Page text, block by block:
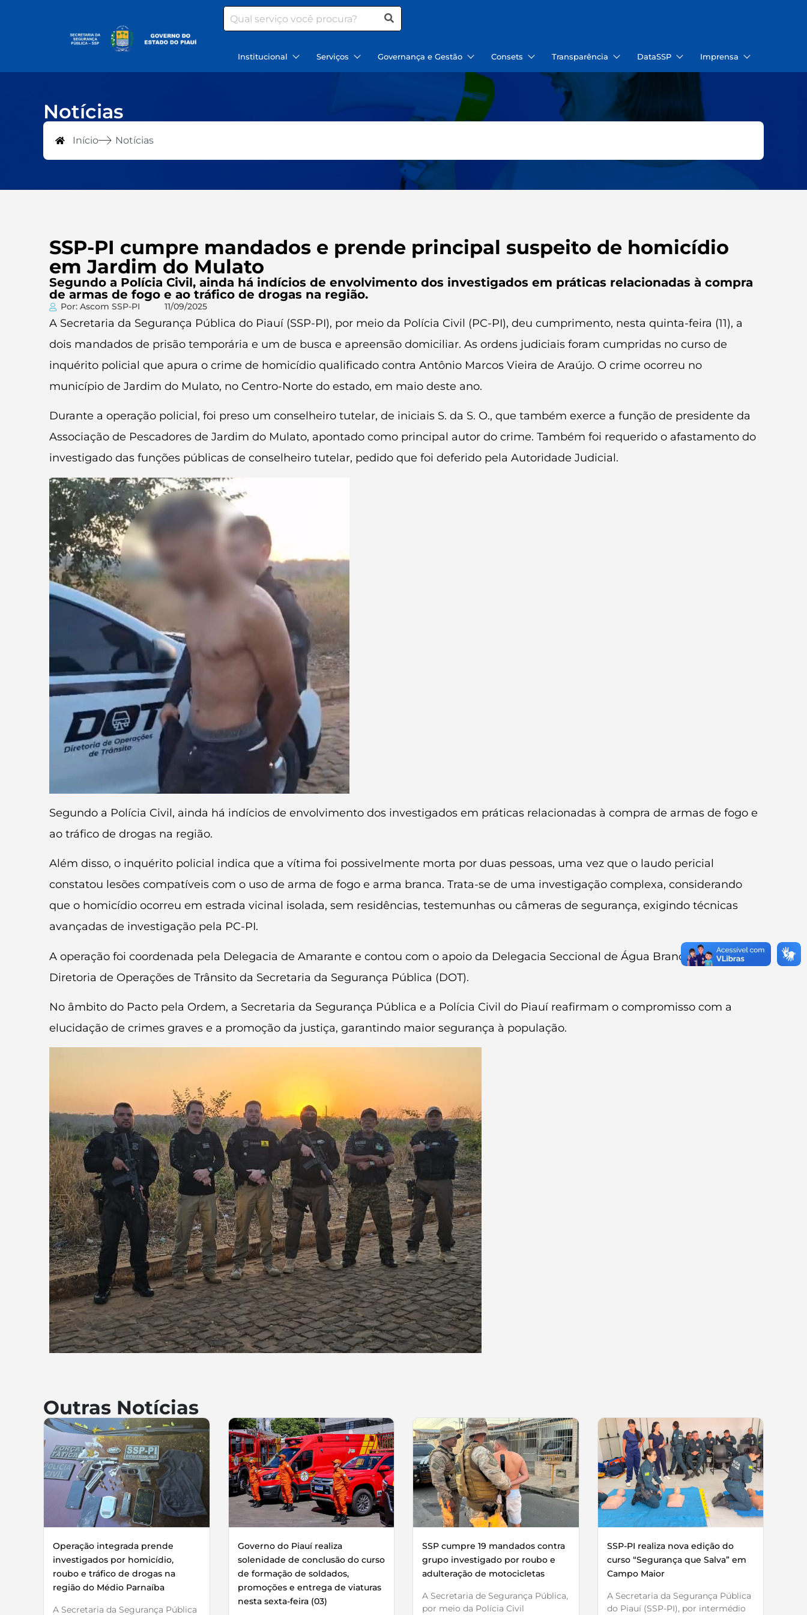
Search
Institucional Serviços Governança e Gestão Consets Transparência DataSSP Imprensa
Notícias
Início Notícias
SSP-PI cumpre mandados e prende principal suspeito de homicídio
em Jardim do Mulato
Segundo a Polícia Civil, ainda há indícios de envolvimento dos investigados em práticas relacionadas à compra
de armas de fogo e ao tráfico de drogas na região.
Por: Ascom SSP-PI 11/09/2025
A Secretaria da Segurança Pública do Piauí (SSP-PI), por meio da Polícia Civil (PC-PI), deu cumprimento, nesta quinta-feira (11), a
dois mandados de prisão temporária e um de busca e apreensão domiciliar. As ordens judiciais foram cumpridas no curso de
inquérito policial que apura o crime de homicídio qualificado contra Antônio Marcos Vieira de Araújo. O crime ocorreu no
município de Jardim do Mulato, no Centro-Norte do estado, em maio deste ano.
Durante a operação policial, foi preso um conselheiro tutelar, de iniciais S. da S. O., que também exerce a função de presidente da
Associação de Pescadores de Jardim do Mulato, apontado como principal autor do crime. Também foi requerido o afastamento do
investigado das funções públicas de conselheiro tutelar, pedido que foi deferido pela Autoridade Judicial.
Segundo a Polícia Civil, ainda há indícios de envolvimento dos investigados em práticas relacionadas à compra de armas de fogo e
ao tráfico de drogas na região.
Além disso, o inquérito policial indica que a vítima foi possivelmente morta por duas pessoas, uma vez que o laudo pericial
constatou lesões compatíveis com o uso de arma de fogo e arma branca. Trata-se de uma investigação complexa, considerando
que o homicídio ocorreu em estrada vicinal isolada, sem residências, testemunhas ou câmeras de segurança, exigindo técnicas
avançadas de investigação pela PC-PI.
A operação foi coordenada pela Delegacia de Amarante e contou com o apoio da Delegacia Seccional de Água Branca e da
Diretoria de Operações de Trânsito da Secretaria da Segurança Pública (DOT).
No âmbito do Pacto pela Ordem, a Secretaria da Segurança Pública e a Polícia Civil do Piauí reafirmam o compromisso com a
elucidação de crimes graves e a promoção da justiça, garantindo maior segurança à população.
Outras Notícias
Operação integrada prende
investigados por homicídio,
roubo e tráfico de drogas na
região do Médio Parnaíba
A Secretaria da Segurança Pública
Governo do Piauí realiza
solenidade de conclusão do curso
de formação de soldados,
promoções e entrega de viaturas
nesta sexta-feira (03)
SSP cumpre 19 mandados contra
grupo investigado por roubo e
adulteração de motocicletas
A Secretaria de Segurança Pública,
por meio da Polícia Civil
SSP-PI realiza nova edição do
curso “Segurança que Salva” em
Campo Maior
A Secretaria da Segurança Pública
do Piauí (SSP-PI), por intermédio